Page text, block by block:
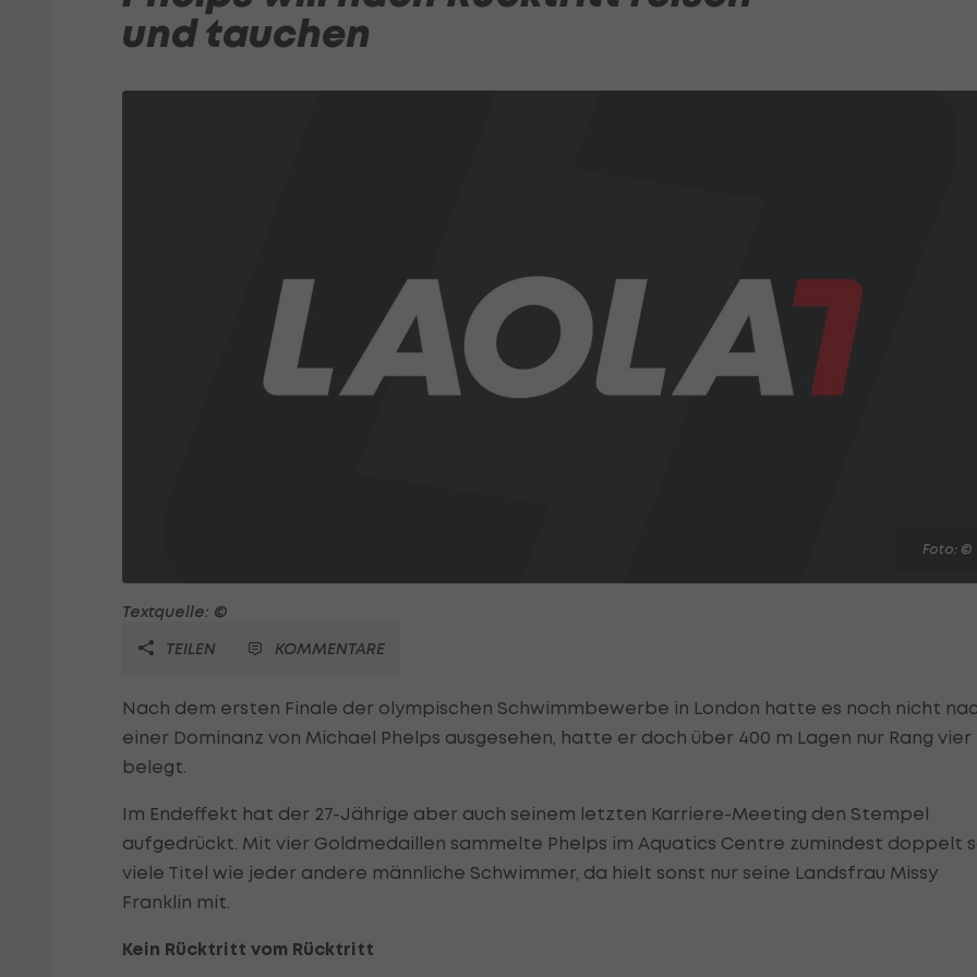
und tauchen
Foto: ©
Textquelle: ©
TEILEN
KOMMENTARE
Nach dem ersten Finale der olympischen Schwimmbewerbe in London hatte es noch nicht
einer Dominanz von Michael Phelps ausgesehen, hatte er doch über 400 m Lagen nur Rang vier
belegt.
Im Endeffekt hat der 27-Jährige aber auch seinem letzten Karriere-Meeting den Stempel
aufgedrückt. Mit vier Goldmedaillen sammelte Phelps im Aquatics Centre zumindest doppelt
viele Titel wie jeder andere männliche Schwimmer, da hielt sonst nur seine Landsfrau Missy
Franklin mit.
Kein Rücktritt vom Rücktritt